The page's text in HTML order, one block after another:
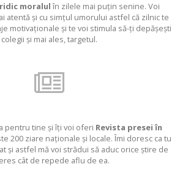
ridic moralulîn zilele mai puțin senine. Voi
atentă și cu simțul umorului astfel că zilnic te
motivaționale și te voi stimula să-ți depășești
colegii și mai ales, targetul.
pentru tine și îți voi oferi Revista presei în
200 ziare naționale și locale. Îmi doresc ca tu
și astfel mă voi strădui să aduc orice știre de
cât de repede aflu de ea.